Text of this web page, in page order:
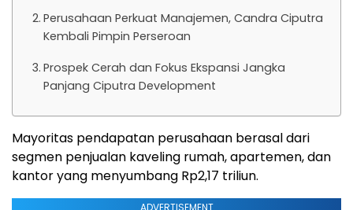
Perusahaan Perkuat Manajemen, Candra Ciputra
Kembali Pimpin Perseroan
Prospek Cerah dan Fokus Ekspansi Jangka
Panjang Ciputra Development
Mayoritas pendapatan perusahaan berasal dari
segmen penjualan kaveling rumah, apartemen, dan
kantor yang menyumbang Rp2,17 triliun.